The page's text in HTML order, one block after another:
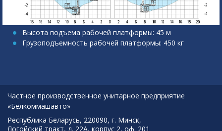
Высота подъема рабочей платформы: 45 м
Грузоподъемность рабочей платформы: 450 кг
Частное производственное унитарное предприятие
«Белкоммашавто»
Республика Беларусь, 220090, г. Минск,
Логойский тракт, д. 22А, корпус 2, оф. 201